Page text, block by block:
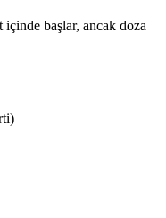
başlar, ancak doza